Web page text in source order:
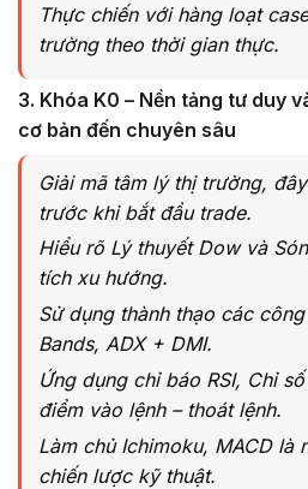
Thực chiến với hàng loạt
trường theo thời gian thực.
3. Khóa K0 – Nền tảng tư duy
cơ bản đến chuyên sâu
Giải mã tâm lý thị trường,
trước khi bắt đầu trade.
Hiểu rõ Lý thuyết Dow và
tích xu hướng.
Sử dụng thành thạo các
Bands, ADX + DMI.
Ứng dụng chỉ báo RSI, Chỉ
điểm vào lệnh – thoát lệnh.
Làm chủ Ichimoku, MACD là
chiến lược kỹ thuật.